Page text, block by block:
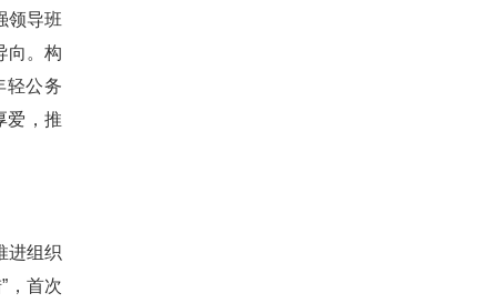
领导班
向。构
轻公务
爱，推
进组织
，首次